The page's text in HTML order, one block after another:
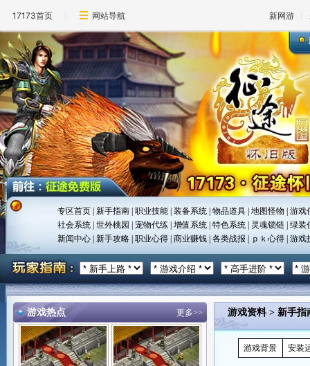
17173首页 网站导航 新网游
专区首页 |新手指南 |职业技能 |装备系统 |物品道具 |地图怪物 |游戏
社会系统 |世外桃园 |宠物代练 |增值系统 |特色系统 灵魂锁链 |绿装
新闻中心 |新手攻略 |职业心得 |商业赚钱 |各类战报 ｐｋ心得 |游戏
游戏热点 更多>> 游戏资料> 新手指
游戏背景 安装